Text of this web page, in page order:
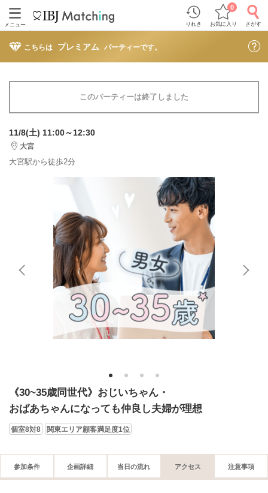
メニュー りれき お気に入り
0
さがす
こちらは プレミアム パーティーです。
このパーティーは終了しました
11/8(土) 11:00～12:30
大宮
大宮駅から徒歩2分
1 2 3 4
《30~35歳同世代》おじいちゃん・
おばあちゃんになっても仲良し夫婦が理想
個室8対8 関東エリア顧客満足度1位
参加条件 企画詳細 当日の流れ アクセス 注意事項